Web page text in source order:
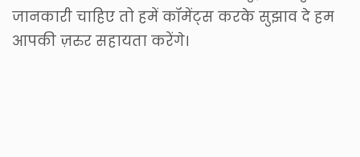
जानकारी चाहिए तो हमें कॉमेंट्स करके सुझाव दे हम
आपकी ज़रुर सहायता करेंगे।